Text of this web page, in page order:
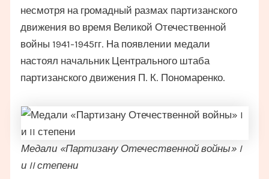
несмотря на громадный размах партизанского
движения во время Великой Отечественной
войны 1941-1945гг. На появлении медали
настоял начальник Центрального штаба
партизанского движения П. К. Пономаренко.
Медали «Партизану Отечественной войны» I
и II степени